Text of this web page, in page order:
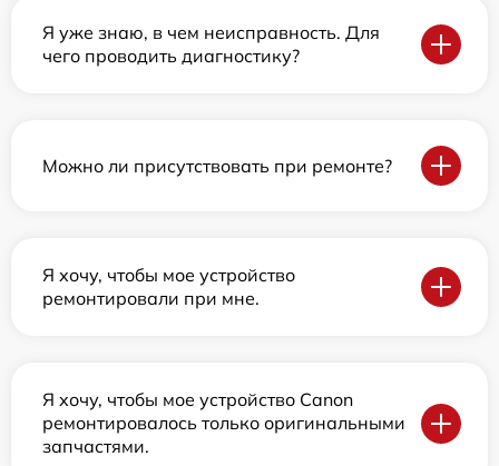
Я уже знаю, в чем неисправность. Для
чего проводить диагностику?
Можно ли присутствовать при ремонте?
Я хочу, чтобы мое устройство
ремонтировали при мне.
Я хочу, чтобы мое устройство Canon
ремонтировалось только оригинальными
запчастями.